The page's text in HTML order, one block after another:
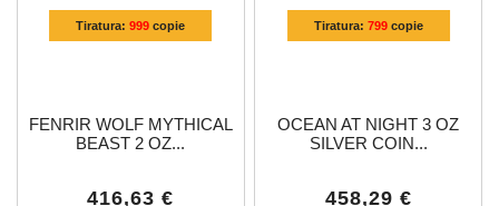
Tiratura:999 copie
FENRIR WOLF MYTHICAL
BEAST 2 OZ...
416,63 €
Tiratura: 799copie
OCEAN AT NIGHT 3 OZ
SILVER COIN...
458,29 €